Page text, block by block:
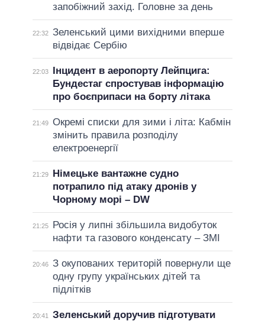
запобіжний захід. Головне за день
22:32 Зеленський цими вихідними вперше
відвідає Сербію
22:03
Інцидент в аеропорту Лейпцига:
Бундестаг спростував інформацію
про боєприпаси на борту літака
21:49 Окремі списки для зими і літа: Кабмін
змінить правила розподілу
електроенергії
21:29
Німецьке вантажне судно
потрапило під атаку дронів у
Чорному морі – DW
21:25
Росія у липні збільшила видобуток
нафти та газового конденсату – ЗМІ
20:46 З окупованих територій повернули ще
одну групу українських дітей та
підлітків
20:41
Зеленський доручив підготувати